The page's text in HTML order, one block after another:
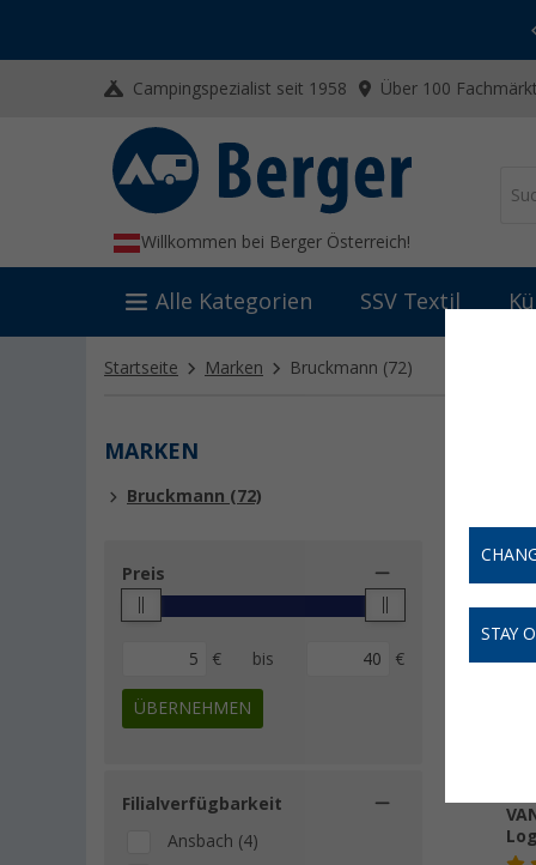
Campingspezialist seit 1958 Über 100
Willkommen bei Berger Österreich!
Alle Kategorien SSV Textil
Startseite Marken Bruckmann (72)
MARKEN
Bruckmann (72)
Preis
€ bis €
ÜBERNEHMEN
Filialverfügbarkeit
Ansbach (4)
STAY